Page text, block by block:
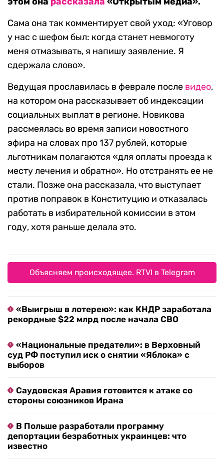
Сама она так комментирует свой уход: «Уговор
у нас с шефом был: когда станет невмоготу
меня отмазывать, я напишу заявление. Я
сдержала слово».
Ведущая прославилась в феврале после видео,
на котором она рассказывает об индексации
социальных выплат в регионе. Новикова
рассмеялась во время записи новостного
эфира на словах про 137 рублей, которые
льготникам полагаются «для оплаты проезда к
месту лечения и обратно». Но отстранять ее не
стали. Позже она рассказала, что выступает
против поправок в Конституцию и отказалась
работать в избирательной комиссии в этом
году, хотя раньше делала это.
Объясняем происходящее. RTVI в Telegram
«Выигрыш в лотерею»: как КНДР заработала
рекордные $22 млрд после начала СВО
«Национальные предатели»: в Верховный
суд РФ поступил иск о снятии «Яблока» с
выборов
Саудовская Аравия готовится к атаке со
стороны союзников Ирана
В Польше разработали программу
депортации безработных украинцев: что
известно